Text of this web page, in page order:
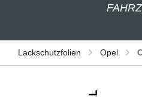
Lackschutzfolien Opel